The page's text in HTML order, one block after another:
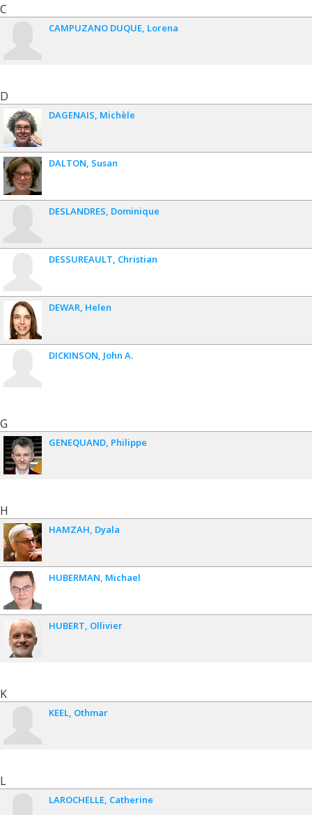
C
CAMPUZANO DUQUE Lorena
D
DAGENAIS Michèle
DALTON Susan
DESLANDRES Dominique
DESSUREAULT Christian
DEWAR Helen
DICKINSON John A.
G
GENEQUAND Philippe
H
HAMZAH Dyala
HUBERMAN Michael
HUBERT Ollivier
K
KEEL Othmar
L
LAROCHELLE Catherine